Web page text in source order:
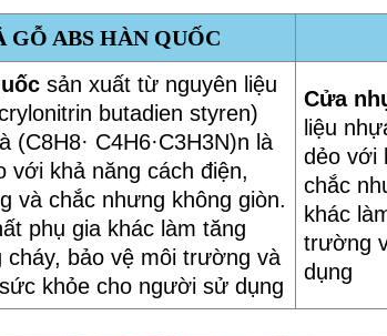
GỖ ABS HÀN QUỐC
sản xuất từ nguyên liệu
butadien styren)
(C8H8· C4H6·C3H3N)n là
với khả năng cách điện,
và chắc nhưng không giòn.
phụ gia khác làm tăng
bảo vệ môi trường và
khỏe cho người sử dụng
Cửa
liệu
dẻo với
chắc
khác
trường
dụng